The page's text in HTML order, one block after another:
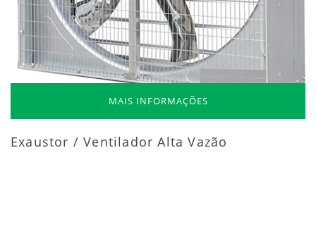
MAIS INFORMAÇÕES
Exaustor / Ventilador Alta Vazão